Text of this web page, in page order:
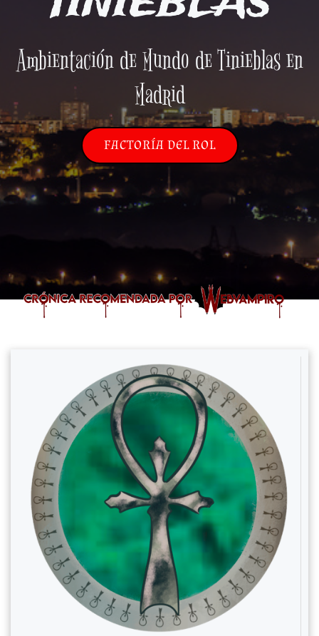
Ambientación de Mundo de Tinieblas en
Madrid
FACTORÍA DEL ROL